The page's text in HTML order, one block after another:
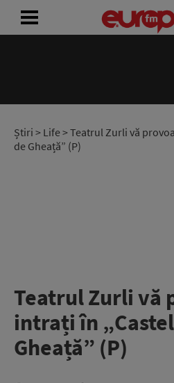
Știri > Life> Teatrul Zurli vă
de Gheață” (P)
Teatrul Zurli vă
intrați în
Gheață” (P)
RADIO